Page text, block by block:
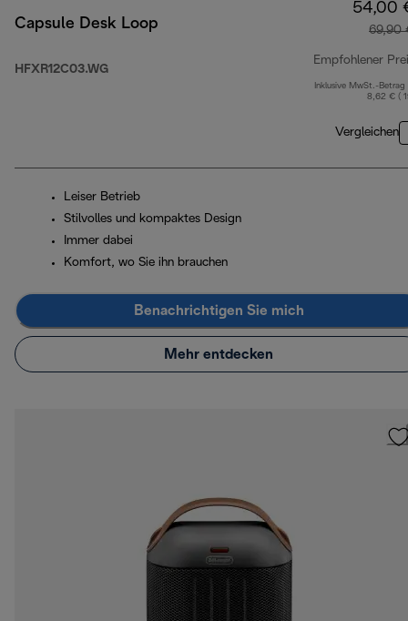
Capsule Desk Loop
HFXR12C03.WG
54,00
69,90
Empfohlener
Inklusive MwSt.-Betrag
8,62 € (
Vergleichen
Leiser Betrieb
Stilvolles und kompaktes Design
Immer dabei
Komfort, wo Sie ihn brauchen
Benachrichtigen Sie mich
Mehr entdecken